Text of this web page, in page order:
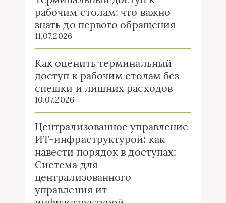
рабочим столам: что важно
знать до первого обращения
11.07.2026
Как оценить терминальный
доступ к рабочим столам без
спешки и лишних расходов
10.07.2026
Централизованное управление
ИТ-инфраструктурой: как
навести порядок в доступах:
Система для
централизованного
управления ит-